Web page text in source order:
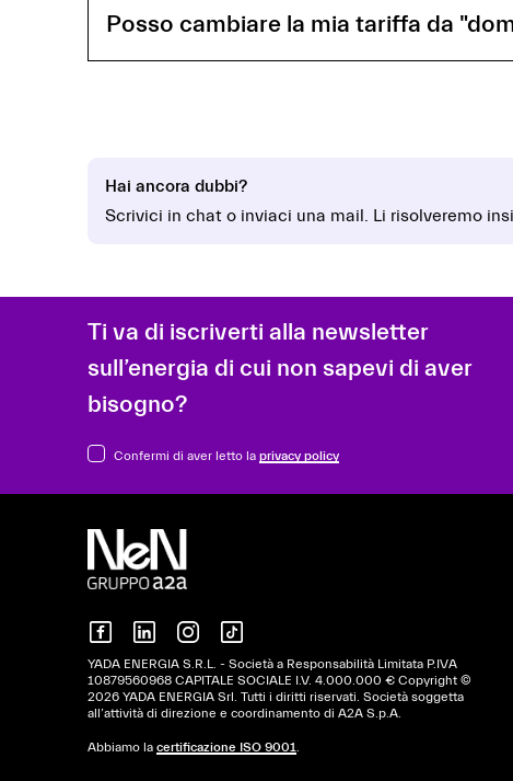
Posso cambiare la mia tariffa da
Hai ancora dubbi?
Scrivici in chat o inviaci una mail. Li risolveremo
Ti va di iscriverti alla newsletter
sull’energia di cui non sapevi di aver
bisogno?
Confermi di aver letto la privacy policy
YADA ENERGIA S.R.L. - Società a Responsabilità Limitata P.IVA
10879560968 CAPITALE SOCIALE I.V. 4.000.000 € Copyright ©
2026 YADA ENERGIA Srl. Tutti i diritti riservati. Società soggetta
all’attività di direzione e coordinamento di A2A S.p.A.
Abbiamo la certificazione ISO 9001